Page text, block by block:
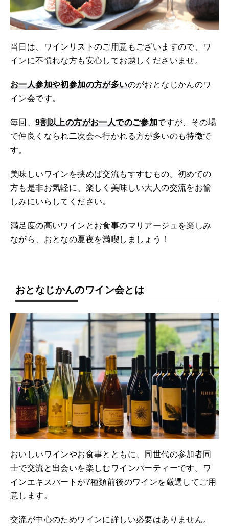
当日は、ワインリストのご用意もございますので、ワ
インに不慣れな方も安心してお越しくださいませ。
お一人参加や初参加の方が多いのがおとなじかんのワ
イン会です。
毎回、9割以上の方がお一人でのご参加ですが、その場
で仲良くなられ二次会へ行かれる方が多いのも特徴で
す。
美味しいワインを挟めば交流もすすむもの。初めての
方も是非お気軽に、楽しく美味しい大人の交流をお愉
しみにいらしてください。
満足度の高いワインとお食事のマリアージュを楽しみ
ながら、おとなの夏夜を満喫しましょう！
おとなじかんのワイン会とは
おいしいワインやお食事とともに、同世代の参加者同
士で交流と出会いを楽しむワインパーティーです。ワ
インエキスパートが7種類前後のワインを厳選してご用
意します。
交流が中心のためワインに詳しい必要はありません。